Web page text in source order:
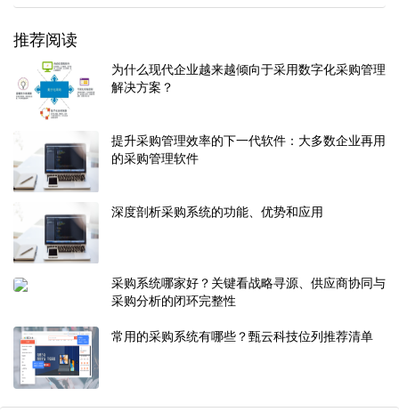
推荐阅读
为什么现代企业越来越倾向于采用数字化采购管理
解决方案？
提升采购管理效率的下一代软件：大多数企业再用
的采购管理软件
深度剖析采购系统的功能、优势和应用
采购系统哪家好？关键看战略寻源、供应商协同与
采购分析的闭环完整性
常用的采购系统有哪些？甄云科技位列推荐清单